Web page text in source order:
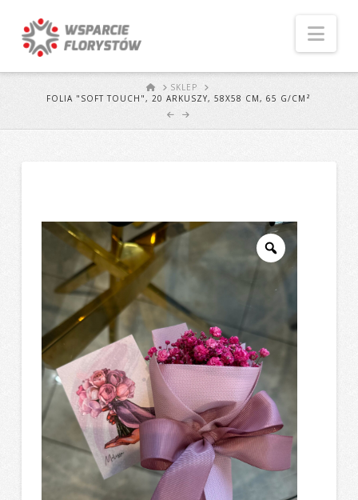
STARTSKLEP
FOLIA "SOFT TOUCH", 20 ARKUSZY, 58X58 CM, 65 G/CM²